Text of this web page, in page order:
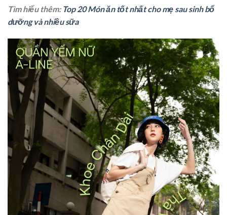
Tìm hiểu thêm: Top 20 Món ăn tốt nhất cho mẹ sau sinh bổ
dưỡng và nhiều sữa